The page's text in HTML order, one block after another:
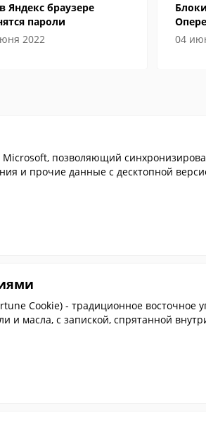
Яндекс браузере
пароли
2022
Опере
04
позволяющий
и прочие данные с десктопной
Cookie) - традиционное восточное
и масла, с запиской, спрятанной